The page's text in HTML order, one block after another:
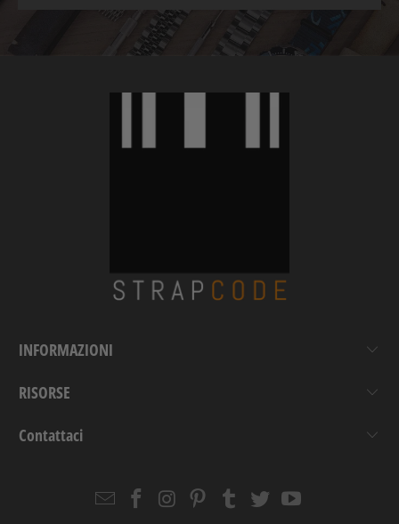
INFORMAZIONI
RISORSE
Contattaci
EmailStrapcode
Strapcode
Strapcode
Strapcode
Strapcode